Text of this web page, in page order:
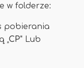
w folderze:
pobierania
„CP" Lub